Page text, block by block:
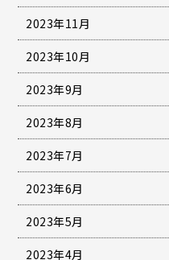
2023年11月
2023年10月
2023年9月
2023年8月
2023年7月
2023年6月
2023年5月
2023年4月